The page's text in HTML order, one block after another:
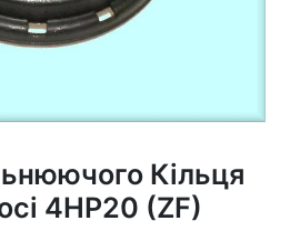
Кільця
4HP20 (ZF)